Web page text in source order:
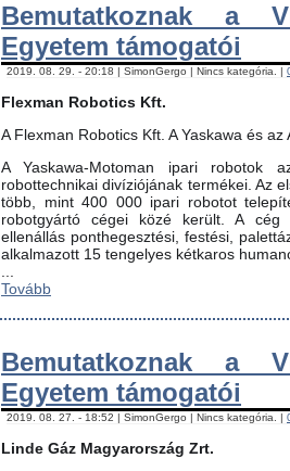
Bemutatkoznak a
Egyetem támogatói
2019. 08. 29. - 20:18 | SimonGergo | Nincs kategória. |
Flexman Robotics Kft.
A Flexman Robotics Kft. A Yaskawa és
A Yaskawa-Motoman ipari robotok
robottechnikai divíziójának termékei. Az
több, mint 400 000 ipari robotot
robotgyártó cégei közé került. A cég
ellenállás ponthegesztési, festési,
alkalmazott 15 tengelyes kétkaros
Tovább
Bemutatkoznak a
Egyetem támogatói
2019. 08. 27. - 18:52 | SimonGergo | Nincs kategória. |
Linde Gáz Magyarország Zrt.